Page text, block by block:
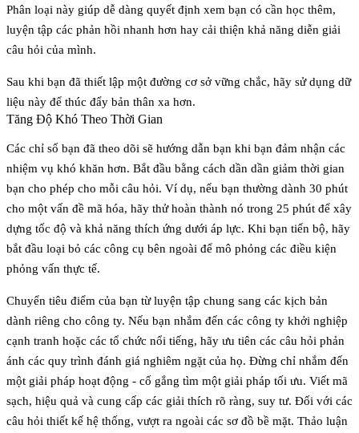
Phân loại này giúp dễ dàng quyết định xem bạn có cần học thêm,
luyện tập các phản hồi nhanh hơn hay cải thiện khả năng diễn giải
câu hỏi của mình.
Sau khi bạn đã thiết lập một đường cơ sở vững chắc, hãy sử dụng dữ
liệu này để thúc đẩy bản thân xa hơn.
Tăng Độ Khó Theo Thời Gian
Các chỉ số bạn đã theo dõi sẽ hướng dẫn bạn khi bạn đảm nhận các
nhiệm vụ khó khăn hơn. Bắt đầu bằng cách dần dần giảm thời gian
bạn cho phép cho mỗi câu hỏi. Ví dụ, nếu bạn thường dành 30 phút
cho một vấn đề mã hóa, hãy thử hoàn thành nó trong 25 phút để xây
dựng tốc độ và khả năng thích ứng dưới áp lực. Khi bạn tiến bộ, hãy
bắt đầu loại bỏ các công cụ bên ngoài để mô phỏng các điều kiện
phỏng vấn thực tế.
Chuyển tiêu điểm của bạn từ luyện tập chung sang các kịch bản
dành riêng cho công ty. Nếu bạn nhắm đến các công ty khởi nghiệp
cạnh tranh hoặc các tổ chức nổi tiếng, hãy ưu tiên các câu hỏi phản
ánh các quy trình đánh giá nghiêm ngặt của họ. Đừng chỉ nhắm đến
một giải pháp hoạt động - cố gắng tìm một giải pháp tối ưu. Viết mã
sạch, hiệu quả và cung cấp các giải thích rõ ràng, suy tư. Đối với các
câu hỏi thiết kế hệ thống, vượt ra ngoài các sơ đồ bề mặt. Thảo luận